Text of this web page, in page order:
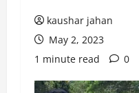
kaushar jahan
May 2, 2023
1 minute read
0